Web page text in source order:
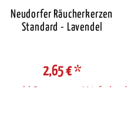
Neudorfer Räucherkerzen
Standard - Lavendel
2,65 €*
Steuerzone / Lieferland